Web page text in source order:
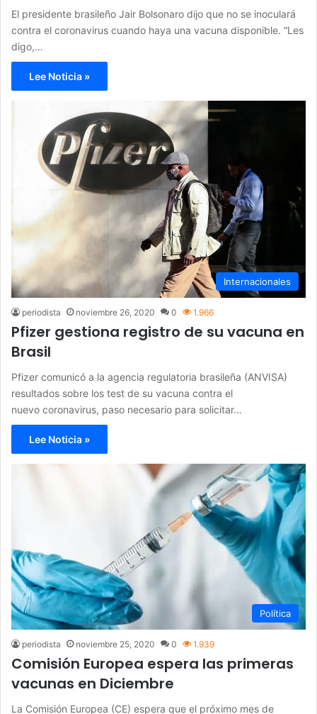
El presidente brasileño Jair Bolsonaro dijo que no se inoculará
contra el coronavirus cuando haya una vacuna disponible. “Les
digo,…
Lee Noticia »
Internacionales
periodista noviembre 26, 2020 0 1.966
Pfizer gestiona registro de su vacuna en
Brasil
Pfizer comunicó a la agencia regulatoria brasileña (ANVISA)
resultados sobre los test de su vacuna contra el
nuevo coronavirus, paso necesario para solicitar…
Lee Noticia »
Política
periodista noviembre 25, 2020 0 1.939
Comisión Europea espera las primeras
vacunas en Diciembre
La Comisión Europea (CE) espera que el próximo mes de